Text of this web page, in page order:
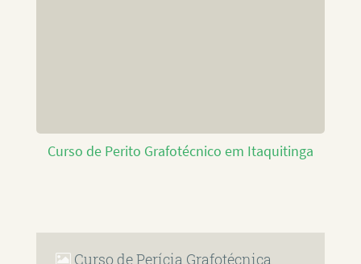
Curso de Perito Grafotécnico em Itaquitinga
Curso de Perícia Grafotécnica